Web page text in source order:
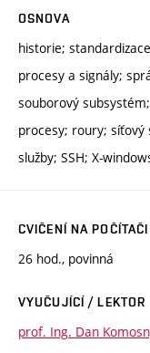
OSNOVA
historie;
procesy a signály;
souborový
procesy; roury; síťový
služby; SSH; X-
CVIČENÍ NA POČÍTAČI
26 hod., povinná
VYUČUJÍCÍ / LEKTOR
prof. Ing. Dan